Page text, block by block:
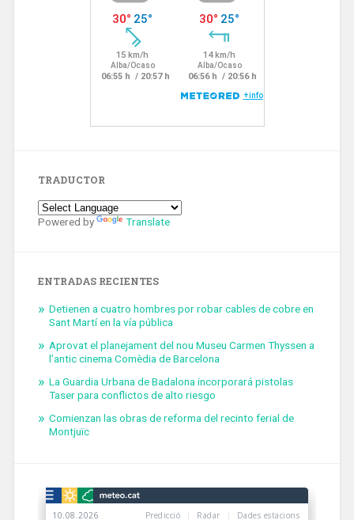
TRADUCTOR
Powered by Translate
ENTRADAS RECIENTES
Detienen a cuatro hombres por robar cables de cobre en
Sant Martí en la vía pública
Aprovat el planejament del nou Museu Carmen Thyssen a
l’antic cinema Comèdia de Barcelona
La Guardia Urbana de Badalona incorporará pistolas
Taser para conflictos de alto riesgo
Comienzan las obras de reforma del recinto ferial de
Montjuïc